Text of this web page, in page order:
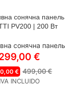
сонячна панель
PV200 | 200 Вт
сонячна панель
€
€ 499,00€
IVA INCLUIDO